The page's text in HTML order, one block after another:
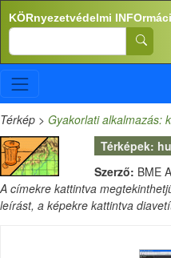
Ugrás a tartalomra
KÖRnyezetvédelmi
Search
Térkép > Gyakorlati alkalmazás:
Térképek:
Szerző: BME
A címekre kattintva
leírást, a képekre kattintva